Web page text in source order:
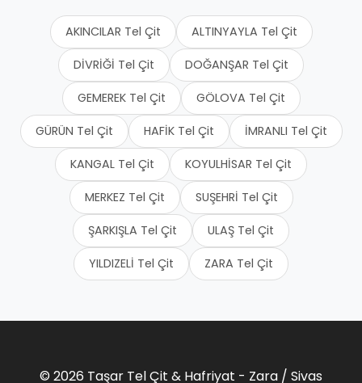
AKINCILAR Tel Çit ALTINYAYLA Tel Çit
DİVRİĞİ Tel Çit DOĞANŞAR Tel Çit
GEMEREK Tel Çit GÖLOVA Tel Çit
GÜRÜN Tel Çit HAFİK Tel Çit İMRANLI Tel Çit
KANGAL Tel Çit KOYULHİSAR Tel Çit
MERKEZ Tel Çit SUŞEHRİ Tel Çit
ŞARKIŞLA Tel Çit ULAŞ Tel Çit
YILDIZELİ Tel Çit ZARA Tel Çit
© 2026 Taşar Tel Çit & Hafriyat - Zara / Sivas